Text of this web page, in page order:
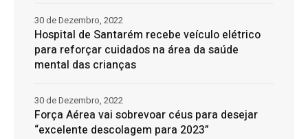
Hospital de Santarém recebe veículo elétrico
para reforçar cuidados na área da saúde
mental das crianças
30 de Dezembro, 2022
Força Aérea vai sobrevoar céus para desejar
“excelente descolagem para 2023”
30 de Dezembro, 2022